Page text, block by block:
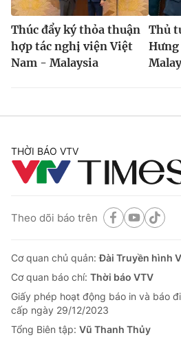
Thúc đẩy ký thỏa thuận
hợp tác nghị viện Việt
Nam - Malaysia
Thủ
THỜI BÁO VTV
Theo dõi báo trên
Cơ quan chủ quản:Đài Truyền hình
Cơ quan báo chí: Thời báo VTV
Giấy phép hoạt động báo in và báo
cấp ngày 29/12/2023
Tổng Biên tập: Vũ Thanh Thủy